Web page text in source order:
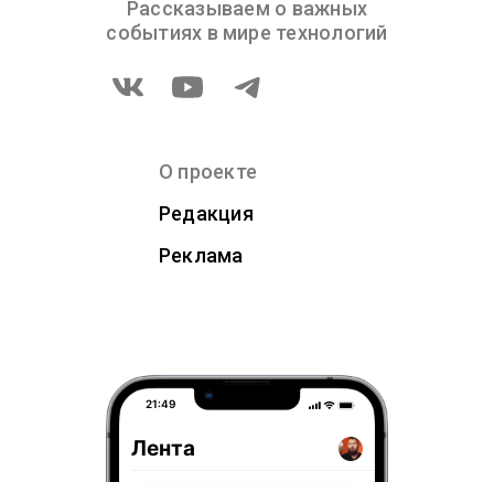
Рассказываем о важных
событиях в мире технологий
О проекте
Редакция
Реклама
21:49
Лента